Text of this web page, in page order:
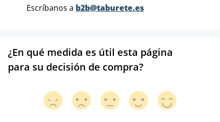
Escríbanos a b2b@taburete.es
¿En qué medida es útil esta página
para su decisión de compra?